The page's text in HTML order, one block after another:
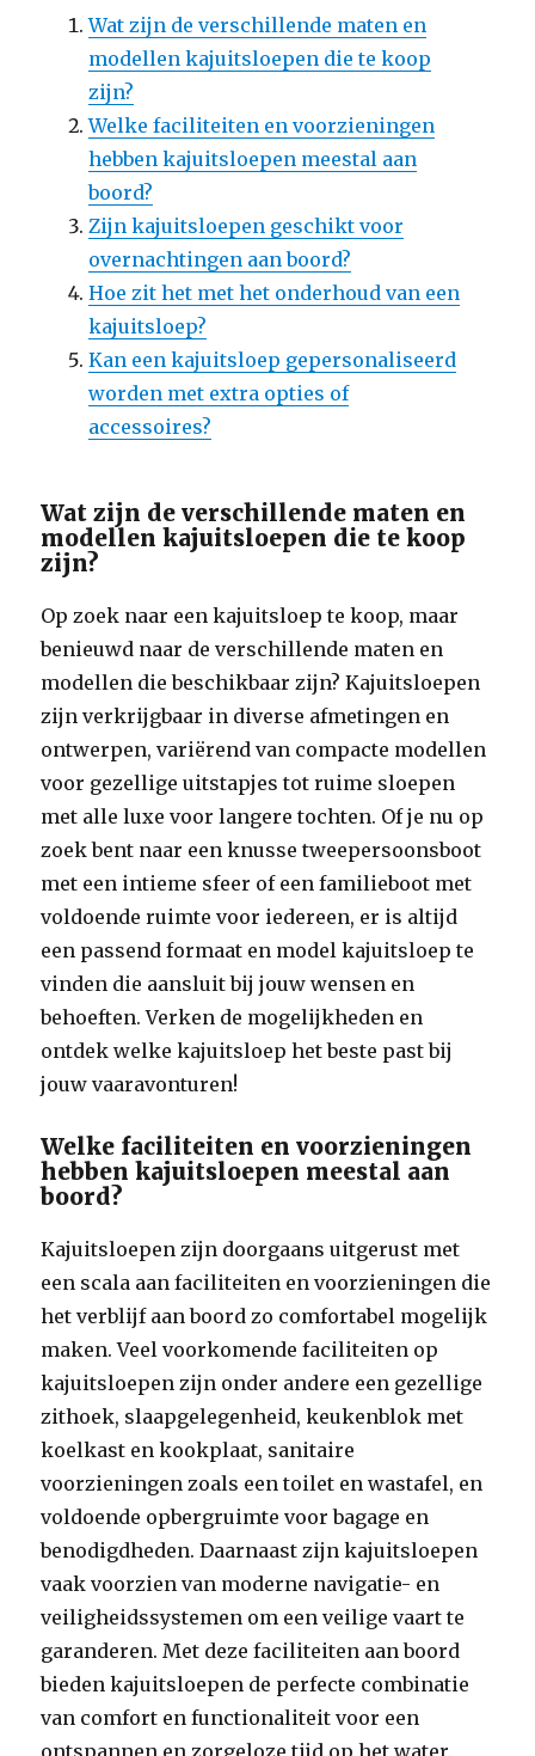
Wat zijn de verschillende maten en
modellen kajuitsloepen die te koop
zijn?
Welke faciliteiten en voorzieningen
hebben kajuitsloepen meestal aan
boord?
Zijn kajuitsloepen geschikt voor
overnachtingen aan boord?
Hoe zit het met het onderhoud van een
kajuitsloep?
Kan een kajuitsloep gepersonaliseerd
worden met extra opties of
accessoires?
Wat zijn de verschillende maten en
modellen kajuitsloepen die te koop
zijn?
Op zoek naar een kajuitsloep te koop, maar
benieuwd naar de verschillende maten en
modellen die beschikbaar zijn? Kajuitsloepen
zijn verkrijgbaar in diverse afmetingen en
ontwerpen, variërend van compacte modellen
voor gezellige uitstapjes tot ruime sloepen
met alle luxe voor langere tochten. Of je nu op
zoek bent naar een knusse tweepersoonsboot
met een intieme sfeer of een familieboot met
voldoende ruimte voor iedereen, er is altijd
een passend formaat en model kajuitsloep te
vinden die aansluit bij jouw wensen en
behoeften. Verken de mogelijkheden en
ontdek welke kajuitsloep het beste past bij
jouw vaaravonturen!
Welke faciliteiten en voorzieningen
hebben kajuitsloepen meestal aan
boord?
Kajuitsloepen zijn doorgaans uitgerust met
een scala aan faciliteiten en voorzieningen die
het verblijf aan boord zo comfortabel mogelijk
maken. Veel voorkomende faciliteiten op
kajuitsloepen zijn onder andere een gezellige
zithoek, slaapgelegenheid, keukenblok met
koelkast en kookplaat, sanitaire
voorzieningen zoals een toilet en wastafel, en
voldoende opbergruimte voor bagage en
benodigdheden. Daarnaast zijn kajuitsloepen
vaak voorzien van moderne navigatie- en
veiligheidssystemen om een veilige vaart te
garanderen. Met deze faciliteiten aan boord
bieden kajuitsloepen de perfecte combinatie
van comfort en functionaliteit voor een
ontspannen en zorgeloze tijd op het water.